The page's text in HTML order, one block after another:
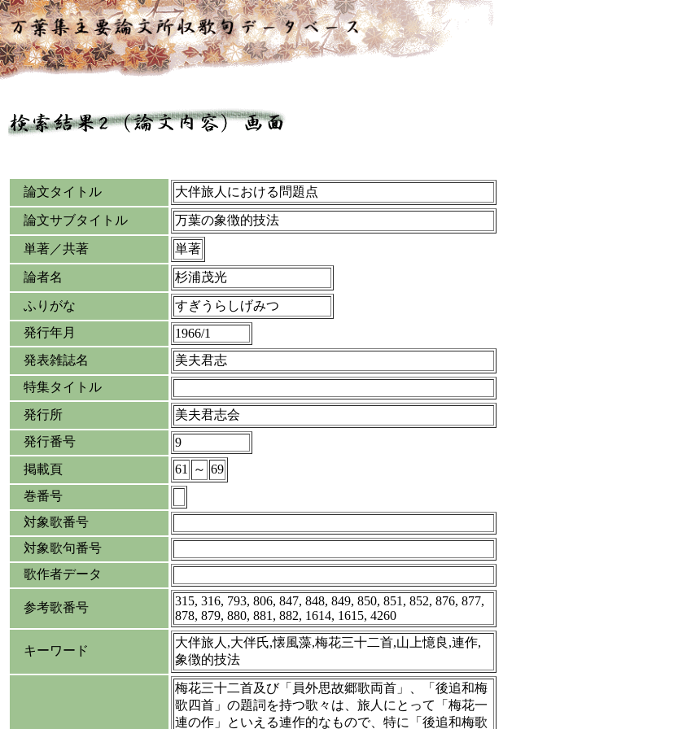
論文タイトル 大伴旅人における問題点
論文サブタイトル 万葉の象徴的技法
単著／共著 単著
論者名 杉浦茂光
ふりがな
すぎうらしげみつ
発行年月
1966/1
発表雑誌名
美夫君志
特集タイトル
発行所
美夫君志会
発行番号
9
掲載頁
61 ～ 69
巻番号
対象歌番号
対象歌句番号
歌作者データ
参考歌番号
315, 316, 793, 806, 847, 848, 849, 850, 851, 852, 876, 877,
878, 879, 880, 881, 882, 1614, 1615, 4260
キーワード
大伴旅人,大伴氏,懐風藻,梅花三十二首,山上憶良,連作,
象徴的技法
梅花三十二首及び「員外思故郷歌両首」、「後追和梅
歌四首」の題詞を持つ歌々は、旅人にとって「梅花一
連の作」といえる連作的なもので、特に「後追和梅歌